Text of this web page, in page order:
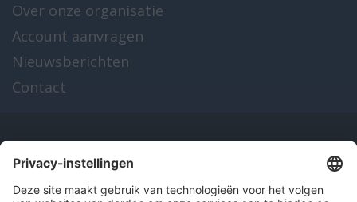
Over onze organisatie
Account aanvragen
Nieuwsberichten
Contact
Onze producten
en diensten
Over Hitma